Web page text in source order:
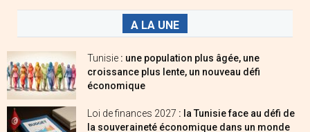
A LA UNE
Tunisie : une population plus âgée, une
croissance plus lente, un nouveau défi
économique
Loi de finances 2027 : la Tunisie face au défi de
la souveraineté économique dans un monde